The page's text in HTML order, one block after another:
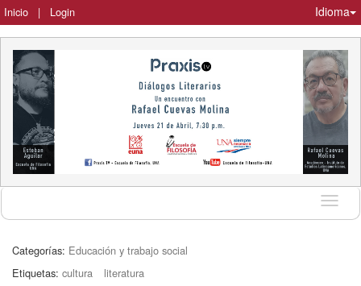
Inicio | Login Idioma
Idioma
Categorías: Educación y trabajo social
Etiquetas: cultura literatura